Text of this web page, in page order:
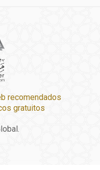
recomendados
gratuitos